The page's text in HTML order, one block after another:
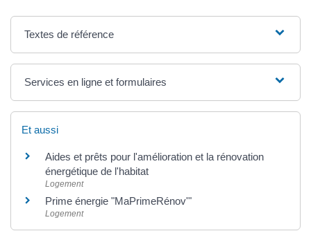
Textes de référence
Services en ligne et formulaires
Et aussi
Aides et prêts pour l'amélioration et la rénovation
énergétique de l'habitat
Logement
Prime énergie "MaPrimeRénov'"
Logement